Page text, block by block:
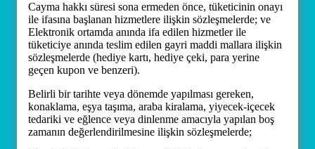
Cayma hakkı süresi sona ermeden önce, tüketicinin onayı
ile ifasına başlanan hizmetlere ilişkin sözleşmelerde; ve
Elektronik ortamda anında ifa edilen hizmetler ile
tüketiciye anında teslim edilen gayri maddi mallara ilişkin
sözleşmelerde (hediye kartı, hediye çeki, para yerine
geçen kupon ve benzeri).
Belirli bir tarihte veya dönemde yapılması gereken,
konaklama, eşya taşıma, araba kiralama, yiyecek-içecek
tedariki ve eğlence veya dinlenme amacıyla yapılan boş
zamanın değerlendirilmesine ilişkin sözleşmelerde;